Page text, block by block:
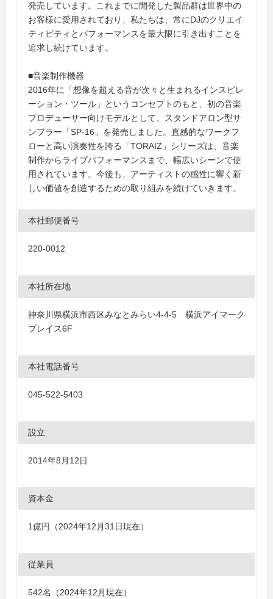
発売しています。これまでに開発した製品群は世界中の
お客様に愛用されており、私たちは、常にDJのクリエイ
ティビティとパフォーマンスを最大限に引き出すことを
追求し続けています。
■音楽制作機器
2016年に「想像を超える音が次々と生まれるインスピレ
ーション・ツール」というコンセプトのもと、初の音楽
プロデューサー向けモデルとして、スタンドアロン型サ
ンプラー「SP-16」を発売しました。直感的なワークフ
ローと高い演奏性を誇る「TORAIZ」シリーズは、音楽
制作からライブパフォーマンスまで、幅広いシーンで使
用されています。今後も、アーティストの感性に響く新
しい価値を創造するための取り組みを続けていきます。
本社郵便番号
220-0012
本社所在地
神奈川県横浜市西区みなとみらい4-4-5 横浜アイマーク
プレイス6F
本社電話番号
045-522-5403
設立
2014年8月12日
資本金
1億円（2024年12月31日現在）
従業員
542名（2024年12月現在）